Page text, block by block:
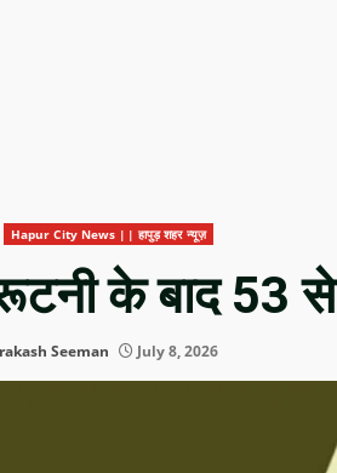
Hapur City News || हापुड़ शहर न्यूज़
के बाद 53
Seeman July 8, 2026